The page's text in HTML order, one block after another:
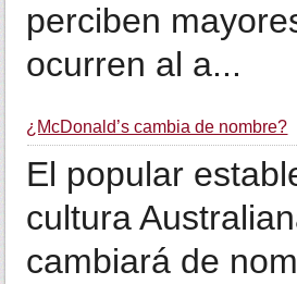
perciben
ocurren al a...
¿McDonald’s cambia de nombre?
El popular
cultura
cambiará de